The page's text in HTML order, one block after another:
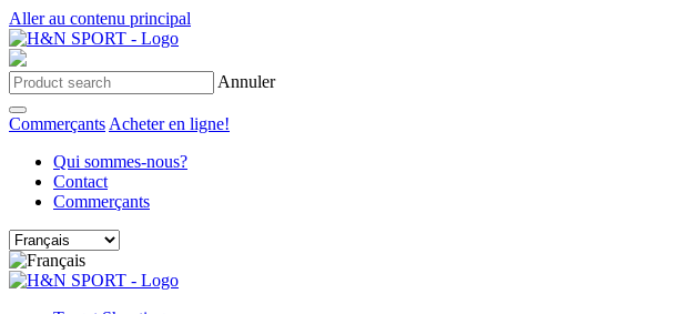
Aller au contenu principal
Annuler
Commerçants Acheter en ligne!
Qui sommes-nous?
Contact
Commerçants